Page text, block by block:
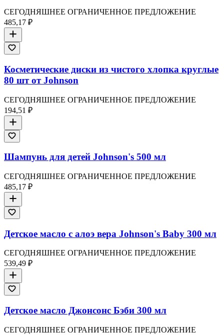
СЕГОДНЯШНЕЕ ОГРАНИЧЕННОЕ ПРЕДЛОЖЕНИЕ
485,17 ₽
Косметические диски из чистого хлопка круглые
80 шт от Johnson
СЕГОДНЯШНЕЕ ОГРАНИЧЕННОЕ ПРЕДЛОЖЕНИЕ
194,51 ₽
Шампунь для детей Johnson's 500 мл
СЕГОДНЯШНЕЕ ОГРАНИЧЕННОЕ ПРЕДЛОЖЕНИЕ
485,17 ₽
Детское масло с алоэ вера Johnson's Baby 300 мл
СЕГОДНЯШНЕЕ ОГРАНИЧЕННОЕ ПРЕДЛОЖЕНИЕ
539,49 ₽
Детское масло Джонсонс Бэби 300 мл
СЕГОДНЯШНЕЕ ОГРАНИЧЕННОЕ ПРЕДЛОЖЕНИЕ